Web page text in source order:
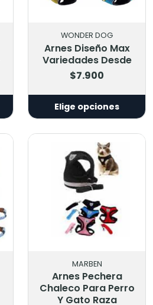
WONDER DOG
Arnes Diseño Max
Variedades Desde
$7.900
Elige opciones
MARBEN
Arnes Pechera
Chaleco Para Perro
Y Gato Raza